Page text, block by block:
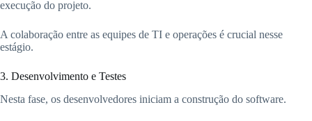
execução do projeto.
A colaboração entre as equipes de TI e operações é crucial nesse
estágio.
3. Desenvolvimento e Testes
Nesta fase, os desenvolvedores iniciam a construção do software.